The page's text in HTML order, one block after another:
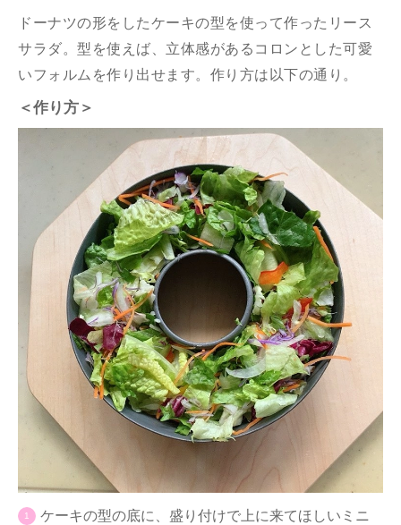
ドーナツの形をしたケーキの型を使って作ったリース
サラダ。型を使えば、立体感があるコロンとした可愛
いフォルムを作り出せます。作り方は以下の通り。
＜作り方＞
ケーキの型の底に、盛り付けで上に来てほしいミニ